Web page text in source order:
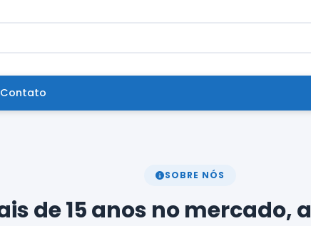
Contato
SOBRE NÓS
de 15 anos no mercado, a